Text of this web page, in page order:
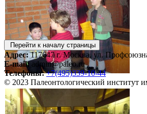
Перейти к началу страницы
Адрес:117647 г. Москва, ул.
E-mail:admin@paleo.ru
Телефоны: +7(495)339-10-44
© 2023 Палеонтологический институт